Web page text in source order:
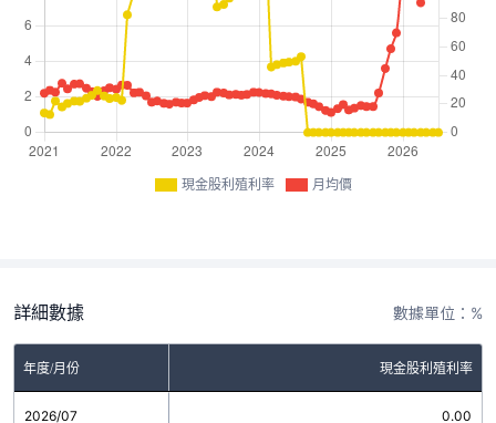
現金股利殖利率 月均價
詳細數據 數據單位：%
年度/月份 現金股利殖利率
2026/07 0.00